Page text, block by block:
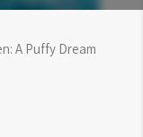
A Puffy Dream